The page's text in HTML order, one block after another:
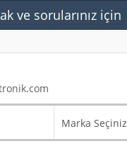
Marka Seçiniz
ve sorularınız için